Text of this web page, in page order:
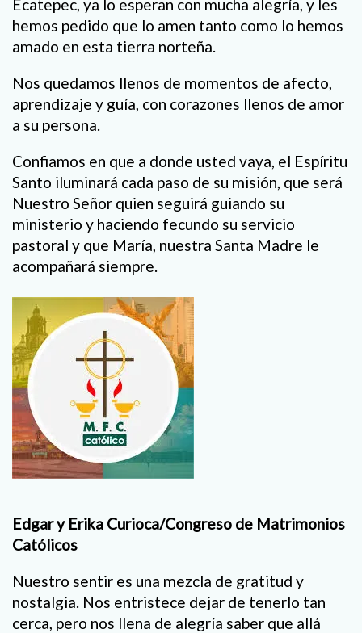
Ecatepec, ya lo esperan con mucha alegría, y les
hemos pedido que lo amen tanto como lo hemos
amado en esta tierra norteña.
Nos quedamos llenos de momentos de afecto,
aprendizaje y guía, con corazones llenos de amor
a su persona.
Confiamos en que a donde usted vaya, el Espíritu
Santo iluminará cada paso de su misión, que será
Nuestro Señor quien seguirá guiando su
ministerio y haciendo fecundo su servicio
pastoral y que María, nuestra Santa Madre le
acompañará siempre.
Edgar y Erika Curioca/Congreso de Matrimonios
Católicos
Nuestro sentir es una mezcla de gratitud y
nostalgia. Nos entristece dejar de tenerlo tan
cerca, pero nos llena de alegría saber que allá